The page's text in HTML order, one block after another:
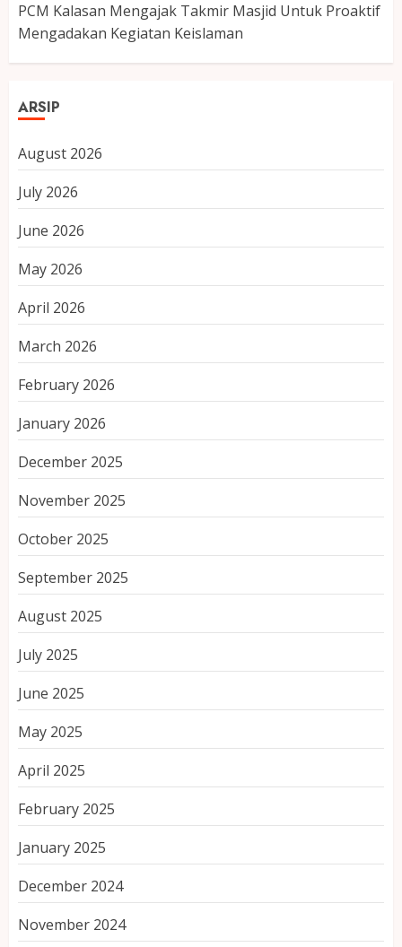
PCM Kalasan Mengajak Takmir Masjid Untuk Proaktif
Mengadakan Kegiatan Keislaman
ARSIP
August 2026
July 2026
June 2026
May 2026
April 2026
March 2026
February 2026
January 2026
December 2025
November 2025
October 2025
September 2025
August 2025
July 2025
June 2025
May 2025
April 2025
February 2025
January 2025
December 2024
November 2024